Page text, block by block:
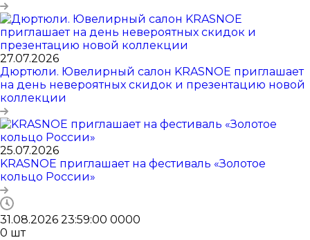
27.07.2026
Дюртюли. Ювелирный салон KRASNOE приглашает
на день невероятных скидок и презентацию новой
коллекции
25.07.2026
KRASNOE приглашает на фестиваль «Золотое
кольцо России»
31.08.2026 23:59:00 0000
0 шт